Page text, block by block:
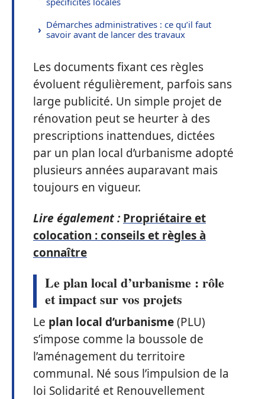
Démarches administratives : ce qu’il faut
savoir avant de lancer des travaux
Les documents fixant ces règles
évoluent régulièrement, parfois sans
large publicité. Un simple projet de
rénovation peut se heurter à des
prescriptions inattendues, dictées
par un plan local d’urbanisme adopté
plusieurs années auparavant mais
toujours en vigueur.
Lire également : Propriétaire et
colocation : conseils et règles à
connaître
Le plan local d’urbanisme : rôle
et impact sur vos projets
Le plan local d’urbanisme(PLU)
s’impose comme la boussole de
l’aménagement du territoire
communal. Né sous l’impulsion de la
loi Solidarité et Renouvellement